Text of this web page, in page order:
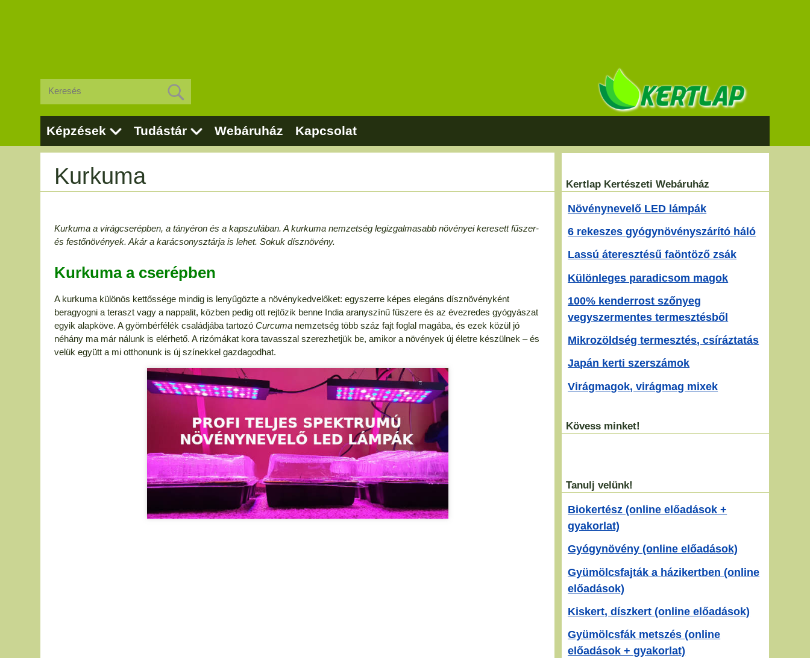
Képzések Tudástár Webáruház Kapcsolat
Kurkuma
Kurkuma a virágcserépben, a tányéron és a kapszulában. A kurkuma nemzetség legizgalmasabb növényei keresett fűszer-
és festőnövények. Akár a karácsonysztárja is lehet. Sokuk dísznövény.
Kurkuma a cserépben
A kurkuma különös kettőssége mindig is lenyűgözte a növénykedvelőket: egyszerre képes elegáns dísznövényként
beragyogni a teraszt vagy a nappalit, közben pedig ott rejtőzik benne India aranyszínű fűszere és az évezredes gyógyászat
egyik alapköve. A gyömbérfélék családjába tartozó Curcumanemzetség több száz fajt foglal magába, és ezek közül jó
néhány ma már nálunk is elérhető. A rizómákat kora tavasszal szerezhetjük be, amikor a növények új életre készülnek – és
velük együtt a mi otthonunk is új színekkel gazdagodhat.
Kertlap Kertészeti Webáruház
Növénynevelő LED lámpák
6 rekeszes gyógynövényszárító háló
Lassú áteresztésű faöntöző zsák
Különleges paradicsom magok
100% kenderrost szőnyeg
vegyszermentes termesztésből
Mikrozöldség termesztés, csíráztatás
Japán kerti szerszámok
Virágmagok, virágmag mixek
Kövess minket!
Tanulj velünk!
Biokertész (online előadások +
gyakorlat)
Gyógynövény (online előadások)
Gyümölcsfajták a házikertben (online
előadások)
Kiskert, díszkert (online előadások)
Gyümölcsfák metszés (online
előadások + gyakorlat)